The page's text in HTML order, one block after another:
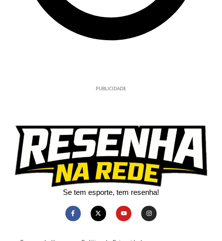
PUBLICIDADE
Se tem esporte, tem resenha!​